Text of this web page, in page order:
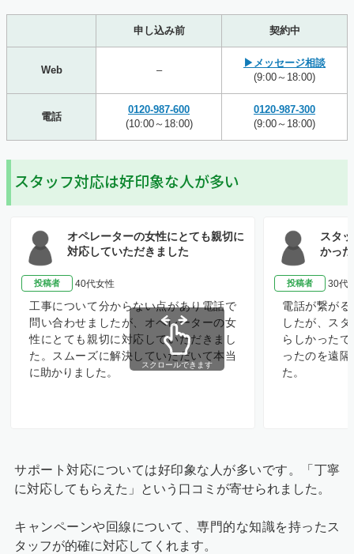
申し込み前 契約中
Web –
▶メッセージ相談
(9:00～18:00)
電話
0120-987-600
(10:00～18:00)
0120-987-300
(9:00～18:00)
スタッフ対応は好印象な人が多い
オペレーターの女性にとても親切に
対応していただきました
投稿者 40代女性
工事について分からない点があり電話で
問い合わせましたが、オペレーターの女
性にとても親切に対応していただきまし
た。スムーズに解決していただいて本当
に助かりました。
スタ
かった
投稿者 30代
電話が繋が
したが、ス
らしかった
ったのを遠
た。
スクロールできます
サポート対応については好印象な人が多いです。「丁寧
に対応してもらえた」という口コミが寄せられました。
キャンペーンや回線について、専門的な知識を持ったス
タッフが的確に対応してくれます。